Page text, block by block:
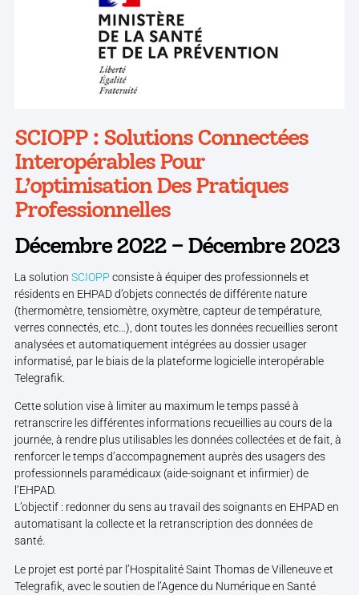
SCIOPP : Solutions Connectées
Interopérables Pour
L’optimisation Des Pratiques
Professionnelles
Décembre 2022 – Décembre 2023
La solution SCIOPP consiste à équiper des professionnels et
résidents en EHPAD d’objets connectés de différente nature
(thermomètre, tensiomètre, oxymètre, capteur de température,
verres connectés, etc…), dont toutes les données recueillies seront
analysées et automatiquement intégrées au dossier usager
informatisé, par le biais de la plateforme logicielle interopérable
Telegrafik.
Cette solution vise à limiter au maximum le temps passé à
retranscrire les différentes informations recueillies au cours de la
journée, à rendre plus utilisables les données collectées et de fait, à
renforcer le temps d’accompagnement auprès des usagers des
professionnels paramédicaux (aide-soignant et infirmier) de
l’EHPAD.
L’objectif : redonner du sens au travail des soignants en EHPAD en
automatisant la collecte et la retranscription des données de
santé.
Le projet est porté par l’Hospitalité Saint Thomas de Villeneuve et
Telegrafik, avec le soutien de l’Agence du Numérique en Santé